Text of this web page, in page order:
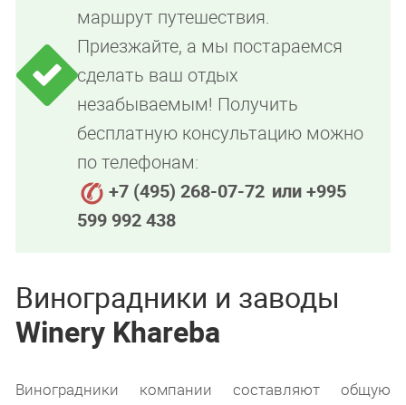
маршрут путешествия.
Приезжайте, а мы постараемся
сделать ваш отдых
незабываемым! Получить
бесплатную консультацию можно
по телефонам:
+7 (495) 268-07-72 или +995
599 992 438
Виноградники и заводы
Winery Khareba
Виноградники компании составляют общую